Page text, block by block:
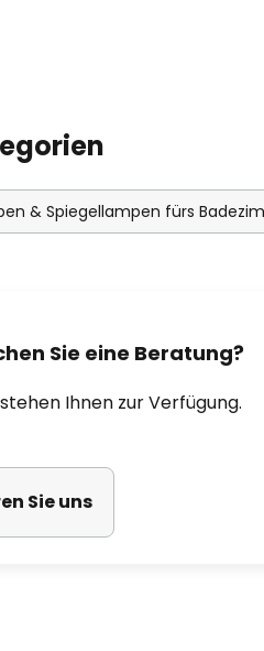
& Spiegellampen fürs
Sie eine Beratung?
Ihnen zur Verfügung.
Sie uns